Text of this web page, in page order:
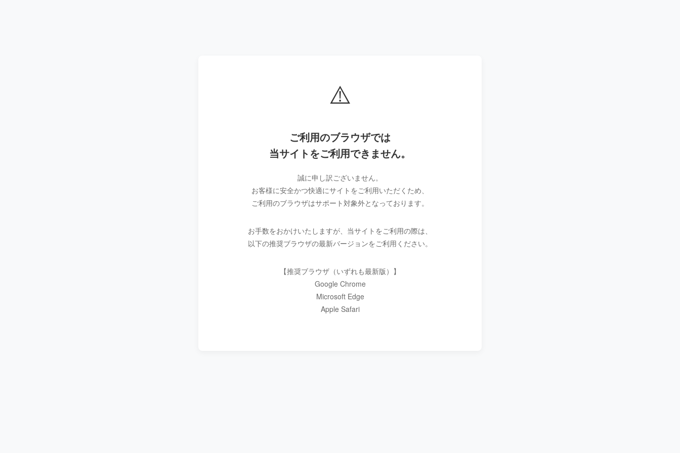
⚠️
ご利用のブラウザでは
当サイトをご利用できません。
誠に申し訳ございません。
お客様に安全かつ快適にサイトをご利用いただくため、
ご利用のブラウザはサポート対象外となっております。
お手数をおかけいたしますが、当サイトをご利用の際は、
以下の推奨ブラウザの最新バージョンをご利用ください。
【推奨ブラウザ（いずれも最新版）】
Google Chrome
Microsoft Edge
Apple Safari